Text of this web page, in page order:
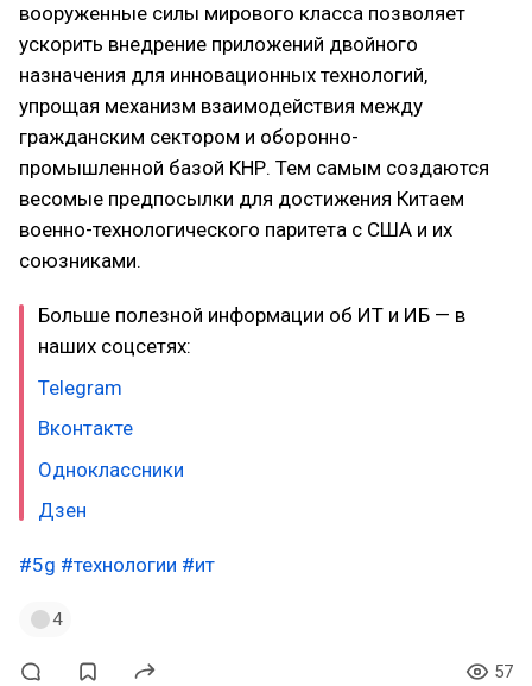
вооруженные силы мирового класса позволяет
ускорить внедрение приложений двойного
назначения для инновационных технологий,
упрощая механизм взаимодействия между
гражданским сектором и оборонно-
промышленной базой КНР. Тем самым создаются
весомые предпосылки для достижения Китаем
военно-технологического паритета с США и их
союзниками.
Больше полезной информации об ИТ и ИБ — в
наших соцсетях:
Telegram
Вконтакте
Одноклассники
Дзен
#5g #технологии #ит
4
57